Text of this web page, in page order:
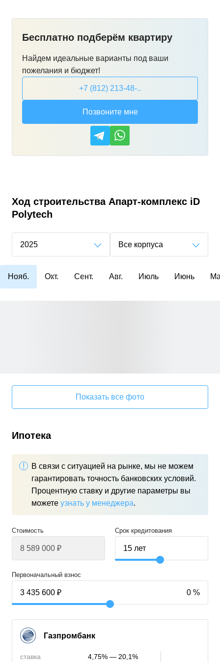
Бесплатно подберём квартиру
Найдем идеальные варианты под ваши
пожелания и бюджет!
+7 (812) 213-48-..
Позвоните мне
Ход строительства Апарт-комплекс iD
Polytech
2025 Все корпуса
Нояб. Окт. Сент. Авг. Июль Июнь
Показать все фото
Ипотека
В связи с ситуацией на рынке, мы не можем
гарантировать точность банковских условий.
Процентную ставку и другие параметры вы
можете узнать у менеджера.
Стоимость
Первоначальный взнос
Срок кредитования
Газпромбанк
ставка 4,75% — 20,1%